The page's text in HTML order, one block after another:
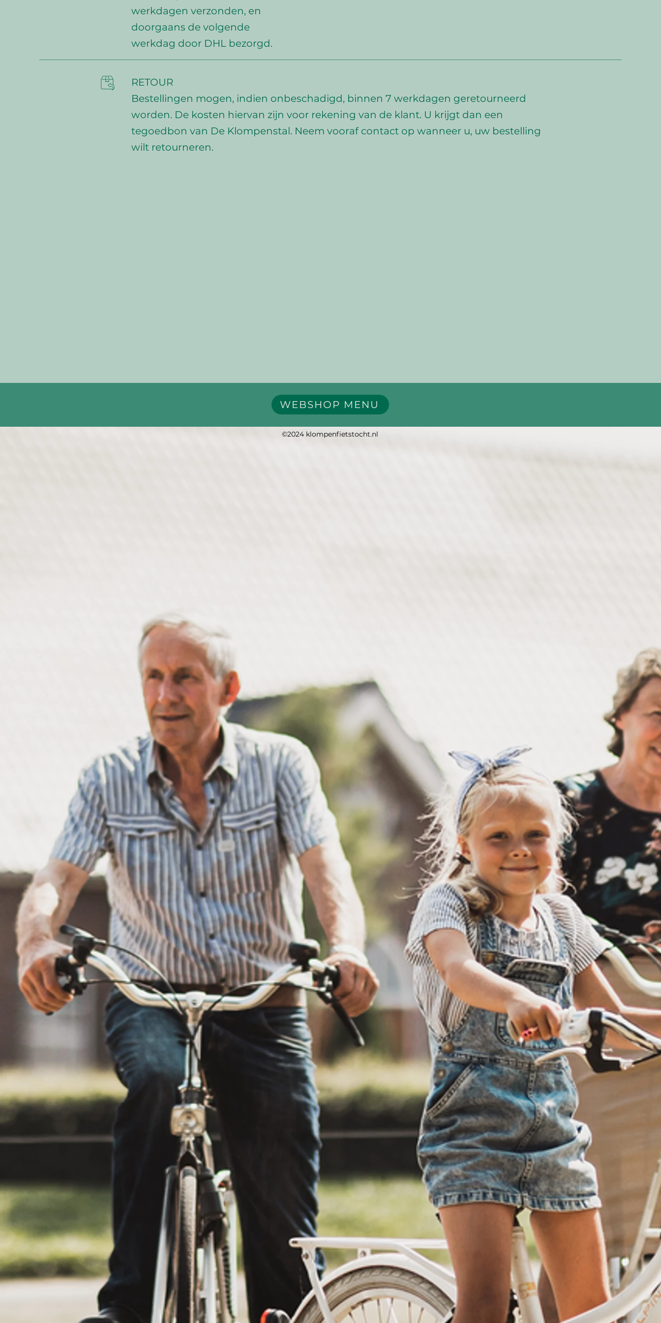
werkdagen verzonden, en
doorgaans de volgende
werkdag door DHL bezorgd.
RETOUR
Bestellingen mogen, indien onbeschadigd, binnen 7 werkdagen geretourneerd
worden. De kosten hiervan zijn voor rekening van de klant. U krijgt dan een
tegoedbon van De Klompenstal. Neem vooraf contact op wanneer u, uw bestelling
wilt retourneren.
WEBSHOP MENU
©2024 klompenfietstocht.nl